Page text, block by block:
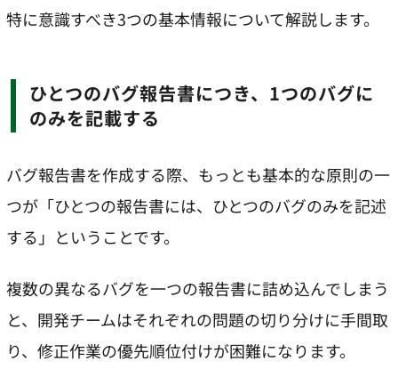
特に意識すべき3つの基本情報について解説します。
ひとつのバグ報告書につき、1つのバグに
のみを記載する
バグ報告書を作成する際、もっとも基本的な原則の一
つが「ひとつの報告書には、ひとつのバグのみを記述
する」ということです。
複数の異なるバグを一つの報告書に詰め込んでしまう
と、開発チームはそれぞれの問題の切り分けに手間取
り、修正作業の優先順位付けが困難になります。